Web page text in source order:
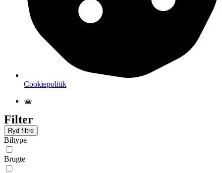
Cookiepolitik
Filter
Ryd filtre
Biltype
Brugte